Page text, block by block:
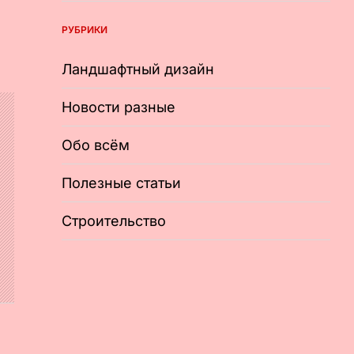
РУБРИКИ
Ландшафтный дизайн
Новости разные
Обо всём
Полезные статьи
Строительство